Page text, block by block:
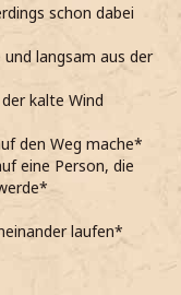
schon dabei
langsam aus der
kalte Wind
den Weg mache*
eine Person, die
laufen*